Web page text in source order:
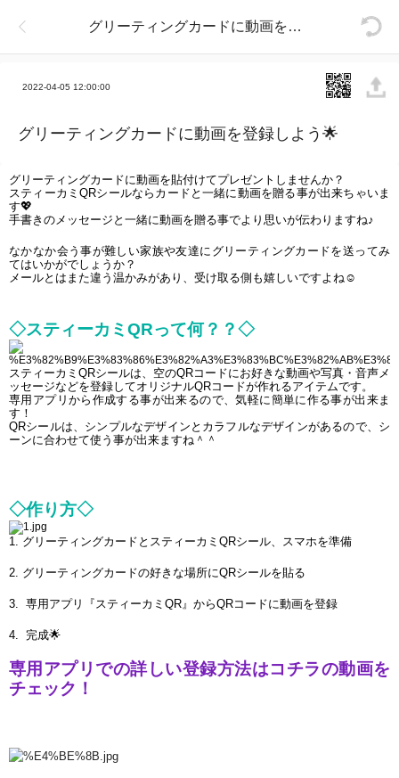
グリーティングカードに動画を登録しよう🌟
2022-04-05 12:00:00
グリーティングカードに動画を登録しよう🌟
グリーティングカードに動画を貼付けてプレゼントしませんか？
スティーカミQRシールならカードと一緒に動画を贈る事が出来ちゃいま
す💖
手書きのメッセージと一緒に動画を贈る事でより思いが伝わりますね♪
なかなか会う事が難しい家族や友達にグリーティングカードを送ってみ
てはいかがでしょうか？
メールとはまた違う温かみがあり、受け取る側も嬉しいですよね☺
◇スティーカミQRって何？？◇
スティーカミQRシールは、空のQRコードにお好きな動画や写真・音声メ
ッセージなどを登録してオリジナルQRコードが作れるアイテムです。
専用アプリから作成する事が出来るので、気軽に簡単に作る事が出来ま
す！
QRシールは、シンプルなデザインとカラフルなデザインがあるので、シ
ーンに合わせて使う事が出来ますね＾＾
◇作り方◇
1. グリーティングカードとスティーカミQRシール、スマホを準備
2. グリーティングカードの好きな場所にQRシールを貼る
3.  専用アプリ『スティーカミQR』からQRコードに動画を登録
4.  完成🌟
専用アプリでの詳しい登録方法はコチラの動画を
チェック！